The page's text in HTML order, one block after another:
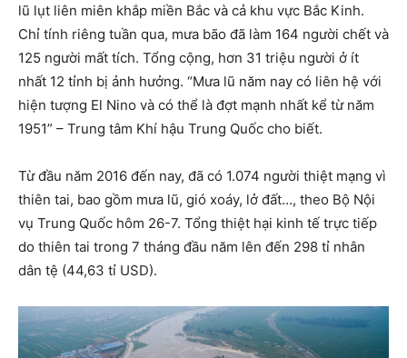
lũ lụt liên miên khắp miền Bắc và cả khu vực Bắc Kinh.
Chỉ tính riêng tuần qua, mưa bão đã làm 164 người chết và
125 người mất tích. Tổng cộng, hơn 31 triệu người ở ít
nhất 12 tỉnh bị ảnh hưởng. “Mưa lũ năm nay có liên hệ với
hiện tượng El Nino và có thể là đợt mạnh nhất kể từ năm
1951” – Trung tâm Khí hậu Trung Quốc cho biết.
Từ đầu năm 2016 đến nay, đã có 1.074 người thiệt mạng vì
thiên tai, bao gồm mưa lũ, gió xoáy, lở đất…, theo Bộ Nội
vụ Trung Quốc hôm 26-7. Tổng thiệt hại kinh tế trực tiếp
do thiên tai trong 7 tháng đầu năm lên đến 298 tỉ nhân
dân tệ (44,63 tỉ USD).